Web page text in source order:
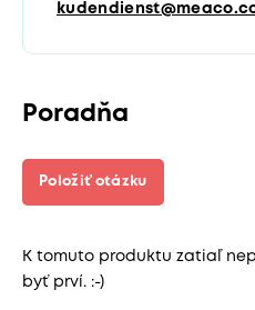
Poradňa
Položiť otázku
K tomuto produktu zatiaľ
byť prví. :-)